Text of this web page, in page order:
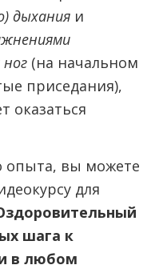
дыхания и
(на начальном
приседания),
оказаться
опыта, вы можете
для
шага к
в любом